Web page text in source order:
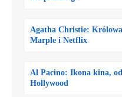
Agatha Christie:
Marple i Netflix
Al Pacino: Ikona kina,
Hollywood